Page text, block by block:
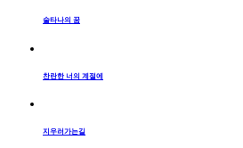
술타나의 꿈
찬란한 너의 계절에
지우러가는길